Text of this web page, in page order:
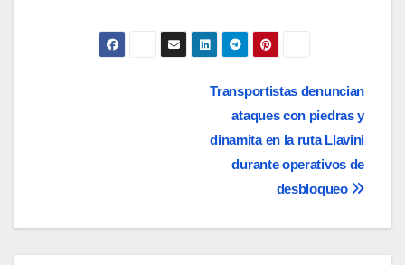
Transportistas denuncian
ataques con piedras y
dinamita en la ruta Llavini
durante operativos de
desbloqueo